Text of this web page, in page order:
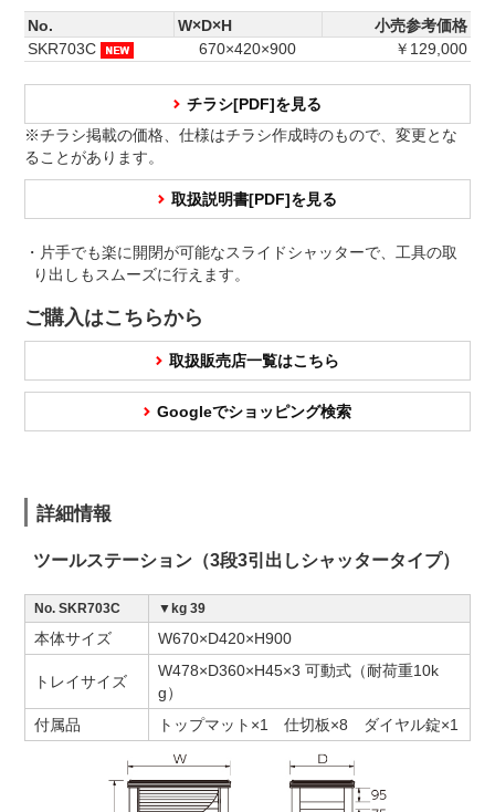
No. W×D×H
小売参考価格
SKR703C
670×420×900 ￥129,000
チラシ[PDF]を見る
※チラシ掲載の価格、仕様はチラシ作成時のもので、変更とな
ることがあります。
取扱説明書[PDF]を見る
・片手でも楽に開閉が可能なスライドシャッターで、工具の取
り出しもスムーズに行えます。
ご購入はこちらから
取扱販売店一覧はこちら
Googleでショッピング検索
詳細情報
ツールステーション（3段3引出しシャッタータイプ）
No. SKR703C ▼kg 39
本体サイズ W670×D420×H900
トレイサイズ
W478×D360×H45×3 可動式（耐荷重10k
g）
付属品
トップマット×1 仕切板×8 ダイヤル錠×1